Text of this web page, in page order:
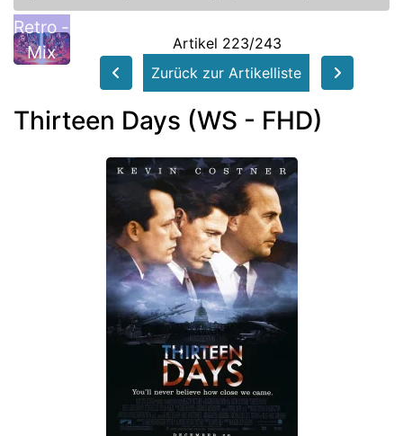
Retro -
Mix
Artikel 223/243
Zurück zur Artikelliste
Thirteen Days (WS - FHD)